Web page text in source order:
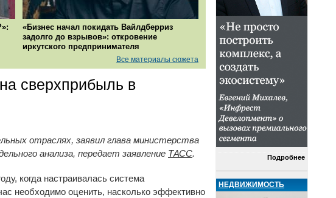
«Бизнес начал покидать Вайлдберриз
задолго до взрывов»: откровение
иркутского предпринимателя
Все материалы сюжета
сверхприбыль в
отраслях, заявил глава министерства
анализа, передает заявление ТАСС.
когда настраивалась система
необходимо оценить, насколько эффективно
Подробнее
НЕДВИЖИМОСТЬ